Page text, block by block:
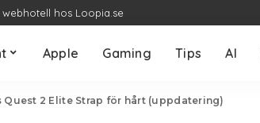
hos Loopia.se
Apple Gaming Tips AI
Quest 2 Elite Strap för hårt (uppdatering)